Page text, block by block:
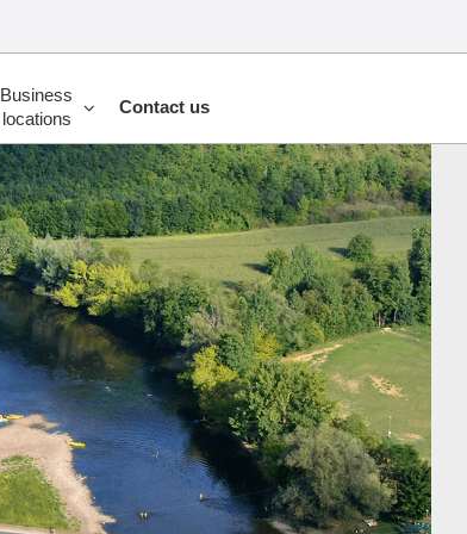
Business
locations
Contact us